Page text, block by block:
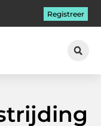
Registreer